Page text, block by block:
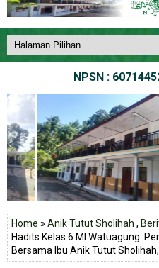
NPSN : 60714452 |
Home » Anik Tutut Sholihah ,
Hadits Kelas 6 MI Watuagung:
Bersama Ibu Anik Tutut Sholihah,